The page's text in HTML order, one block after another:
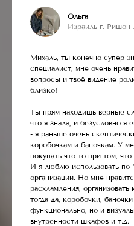
Ольга
Израиль г. Ришон
Михаль, ты конечно супер
специалист, мне очень
вопросы и твоё видение
близко!
Ты прям находишь верные
что я знала, и безусловно я
- я раньше очень
коробочкам и баночкам. У
покупать что-то при том,
И я люблю использовать по
организации. Но мне
расхламления,
тогда да, коробочки,
функционально, но и
внутренности шкафов и т.д.